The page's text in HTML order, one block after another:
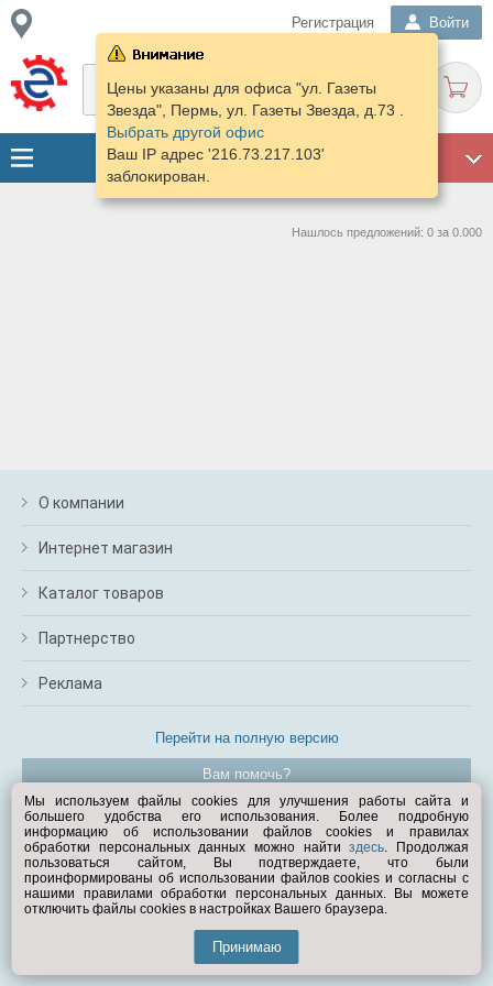
Регистрация Войти
Цены указаны для офиса "ул. Газеты
Звезда", Пермь, ул. Газеты Звезда, д.73 .
Выбрать другой офис
Ваш IP адрес '216.73.217.103'
заблокирован.
Нашлось предложений: 0 за 0.000
О компании
Интернет магазин
Каталог товаров
Партнерство
Реклама
Перейти на полную версию
Вам помочь?
© Exist.ru 1998—2026
Мы используем файлы cookies для улучшения работы сайта и
большего удобства его использования. Более подробную
информацию об использовании файлов cookies и правилах
обработки персональных данных можно найтиздесь. Продолжая
пользоваться сайтом, Вы подтверждаете, что были
проинформированы об использовании файлов cookies и согласны с
нашими правилами обработки персональных данных. Вы можете
отключить файлы cookies в настройках Вашего браузера.
Принимаю